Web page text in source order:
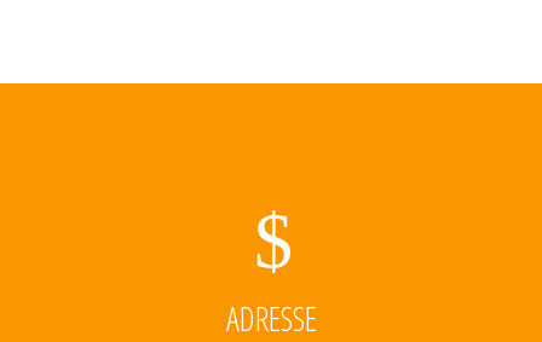
ADRESSE